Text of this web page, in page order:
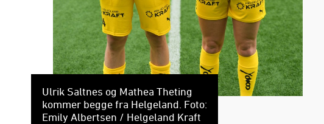
Ulrik Saltnes og Mathea Theting
kommer begge fra Helgeland. Foto:
Emily Albertsen / Helgeland Kraft